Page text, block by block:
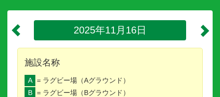
2025年11月16日
施設名称
A = ラグビー場（Aグラウンド）
B = ラグビー場（Bグラウンド）